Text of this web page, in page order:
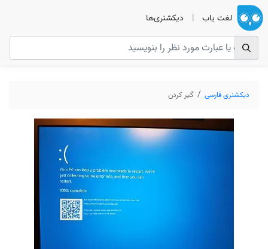
لغت یاب | دیکشنری‌ها
دیکشنری فارسی گیر کردن